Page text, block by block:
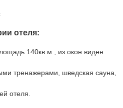
отеля:
140кв.м., из окон виден
тренажерами, шведская сауна,
отеля.